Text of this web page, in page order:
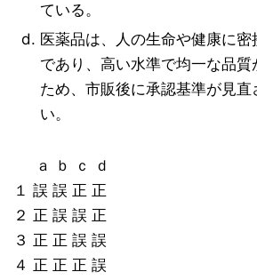
ている。
医薬品は、人の生命や健康に
であり、高い水準で均一な品質
ため、市販後に承認基準が見直
い。
ａ ｂ ｃ ｄ
１ 誤 誤 正 正
２ 正 誤 誤 正
３ 正 正 誤 誤
４ 正 正 正 誤